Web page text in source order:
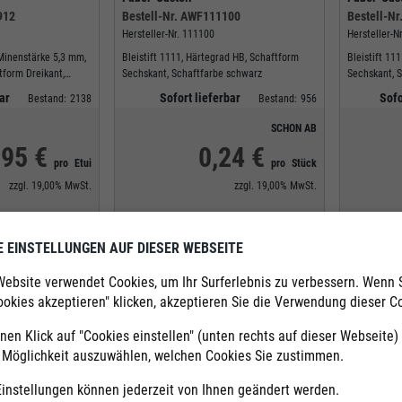
5,3 mm,
Dreikant,
Kartonetui,
Bestand: 2138
€ pro
Etui
zzgl. 19,00% MwSt.
Bestell-Nr. AWF111100
Hersteller-Nr. 111100
Bleistift 1111, Härtegrad HB, Schaftform
Sechskant, Schaftfarbe schwarz
Sofort lieferbar Bestand: 956
SCHON AB
0,24 € pro Stück
zzgl. 19,00% MwSt.
Bestell-Nr.
Hersteller-
Bleistift
Sechskant,
Ihnen eine große Auswahl von über 27.000 Produkten
EINSTELLUNGEN AUF DIESER WEBSEITE
verwendet Cookies, um Ihr Surferlebnis zu verbessern. Wenn
akzeptieren" klicken, akzeptieren Sie die Verwendung dieser
Klick auf "Cookies einstellen" (unten rechts auf dieser Webseite)
auszuwählen, welchen Cookies Sie zustimmen.
können jederzeit von Ihnen geändert werden.